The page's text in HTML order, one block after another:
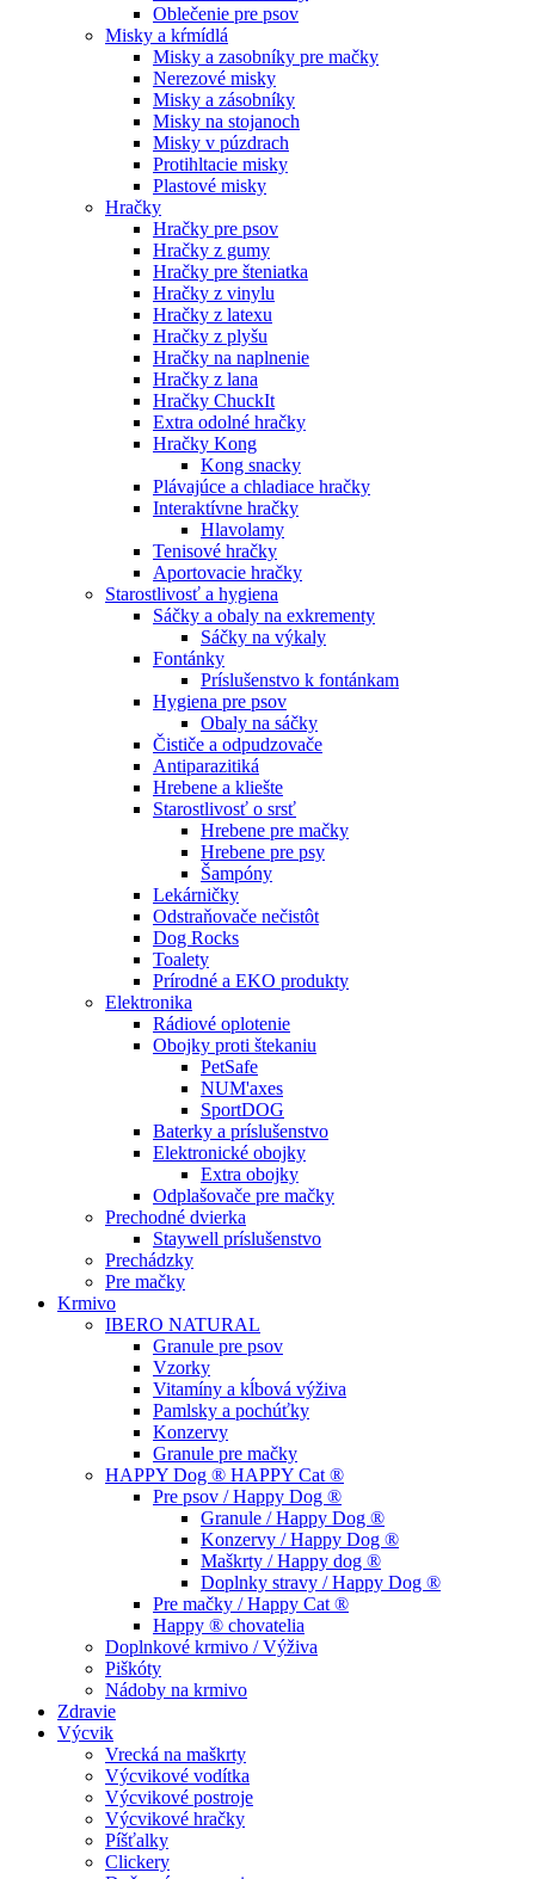
Oblečenie pre psov
Misky a kŕmídlá
Misky a zasobníky pre mačky
Nerezové misky
Misky a zásobníky
Misky na stojanoch
Misky v púzdrach
Protihltacie misky
Plastové misky
Hračky
Hračky pre psov
Hračky z gumy
Hračky pre šteniatka
Hračky z vinylu
Hračky z latexu
Hračky z plyšu
Hračky na naplnenie
Hračky z lana
Hračky ChuckIt
Extra odolné hračky
Hračky Kong
Kong snacky
Plávajúce a chladiace hračky
Interaktívne hračky
Hlavolamy
Tenisové hračky
Aportovacie hračky
Starostlivosť a hygiena
Sáčky a obaly na exkrementy
Sáčky na výkaly
Fontánky
Príslušenstvo k fontánkam
Hygiena pre psov
Obaly na sáčky
Čističe a odpudzovače
Antiparazitiká
Hrebene a kliešte
Starostlivosť o srsť
Hrebene pre mačky
Hrebene pre psy
Šampóny
Lekárničky
Odstraňovače nečistôt
Dog Rocks
Toalety
Prírodné a EKO produkty
Elektronika
Rádiové oplotenie
Obojky proti štekaniu
PetSafe
NUM'axes
SportDOG
Baterky a príslušenstvo
Elektronické obojky
Extra obojky
Odplašovače pre mačky
Prechodné dvierka
Staywell príslušenstvo
Prechádzky
Pre mačky
Krmivo
IBERO NATURAL
Granule pre psov
Vzorky
Vitamíny a kĺbová výživa
Pamlsky a pochúťky
Konzervy
Granule pre mačky
HAPPY Dog ® HAPPY Cat ®
Pre psov / Happy Dog ®
Granule / Happy Dog ®
Konzervy / Happy Dog ®
Maškrty / Happy dog ®
Doplnky stravy / Happy Dog ®
Pre mačky / Happy Cat ®
Happy ® chovatelia
Doplnkové krmivo / Výživa
Piškóty
Nádoby na krmivo
Zdravie
Výcvik
Vrecká na maškrty
Výcvikové vodítka
Výcvikové postroje
Výcvikové hračky
Píšťalky
Clickery